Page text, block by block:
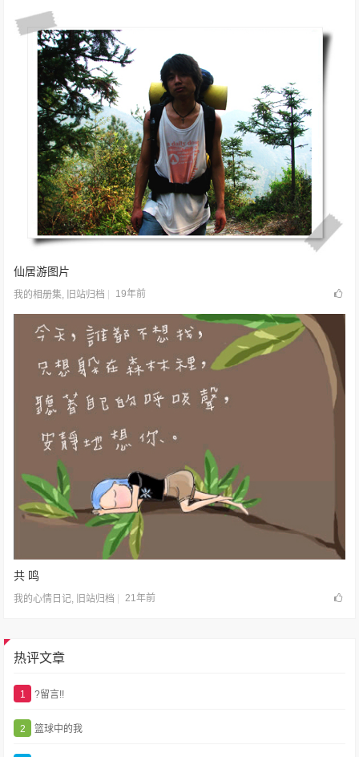
仙居游图片
我的相册集 旧站归档 19年前
共 鸣
我的心情日记, 旧站归档 21年前
热评文章
1 ?留言!!
2 篮球中的我